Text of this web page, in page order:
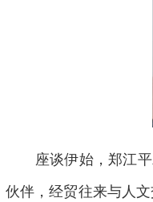
座谈伊始，郑江平
伙伴，经贸往来与人